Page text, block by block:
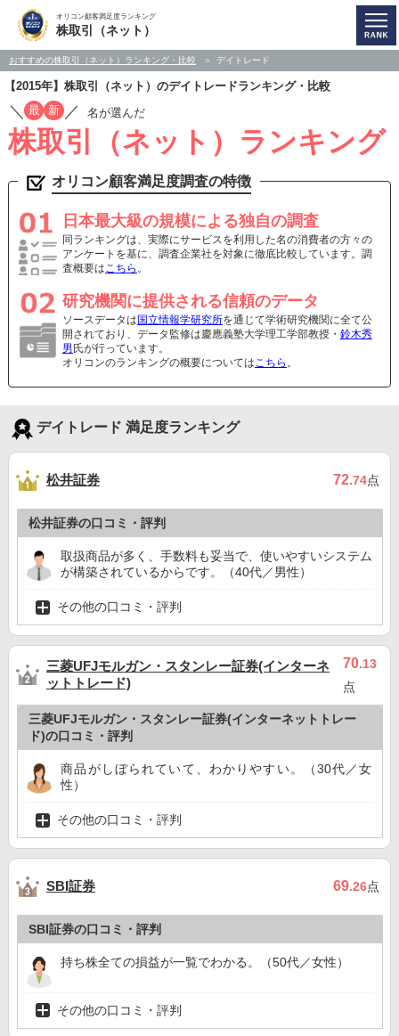
オリコン顧客満足度ランキング
株取引（ネット）
おすすめの株取引（ネット）ランキング・比較 デイトレード
【2015年】株取引（ネット）のデイトレードランキング・比較
／ 最 新 ／ 名が選んだ
株取引（ネット）ランキング
オリコン顧客満足度調査の特徴
日本最大級の規模による独自の調査
同ランキングは、実際にサービスを利用した名の消費者の方々の
アンケートを基に、調査企業社を対象に徹底比較しています。調
査概要はこちら 。
研究機関に提供される信頼のデータ
ソースデータは 国立情報学研究所を通じて学術研究機関に全て公
開されており、データ監修は慶應義塾大学理工学部教授・ 鈴木秀
男 氏が行っています。
オリコンのランキングの概要についてはこちら 。
デイトレード 満足度ランキング
松井証券 72.74点
松井証券の口コミ・評判
取扱商品が多く、手数料も妥当で、使いやすいシステム
が構築されているからです。（40代／男性）
その他の口コミ・評判
三菱UFJモルガン・スタンレー証券(インターネ
ットトレード)
70.13
点
三菱UFJモルガン・スタンレー証券(インターネットトレー
ド)の口コミ・評判
商品がしぼられていて、わかりやすい。（30代／女
性）
その他の口コミ・評判
SBI証券 69.26点
SBI証券の口コミ・評判
持ち株全ての損益が一覧でわかる。（50代／女性）
その他の口コミ・評判